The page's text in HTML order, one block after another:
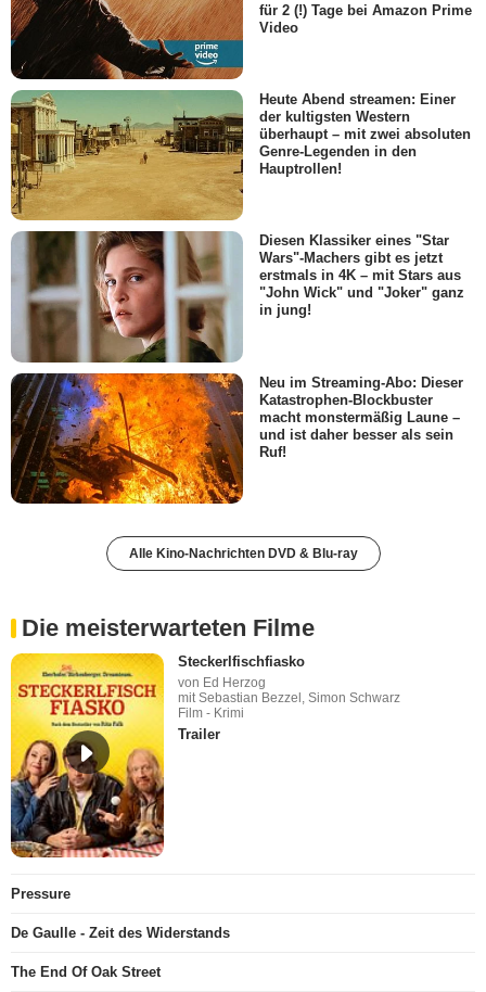
für 2 (!) Tage bei Amazon Prime
Video
Heute Abend streamen: Einer
der kultigsten Western
überhaupt – mit zwei absoluten
Genre-Legenden in den
Hauptrollen!
Diesen Klassiker eines "Star
Wars"-Machers gibt es jetzt
erstmals in 4K – mit Stars aus
"John Wick" und "Joker" ganz
in jung!
Neu im Streaming-Abo: Dieser
Katastrophen-Blockbuster
macht monstermäßig Laune –
und ist daher besser als sein
Ruf!
Alle Kino-Nachrichten DVD & Blu-ray
Die meisterwarteten Filme
Steckerlfischfiasko
von Ed Herzog
mit Sebastian Bezzel, Simon Schwarz
Film - Krimi
Trailer
Pressure
De Gaulle - Zeit des Widerstands
The End Of Oak Street